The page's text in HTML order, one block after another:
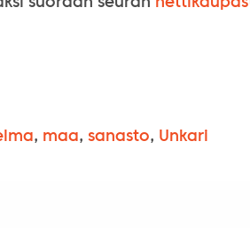
suoraan seuran
, maa, sanasto, Unkari